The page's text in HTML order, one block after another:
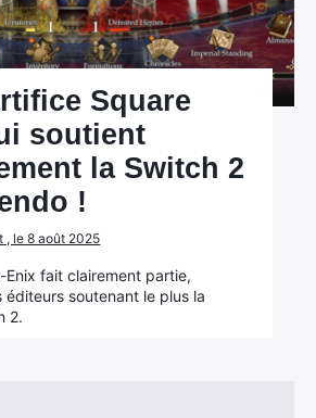
Square
soutient
la Switch 2
!
, le 8 août 2025
Enix fait clairement partie,
éditeurs soutenant le plus la
2.